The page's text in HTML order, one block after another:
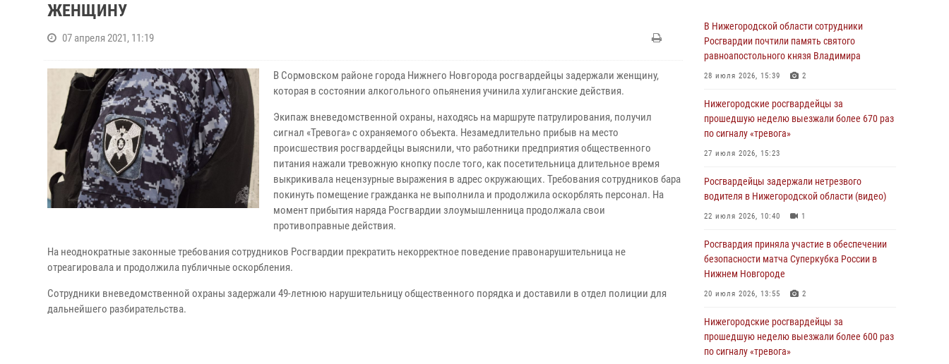
ЖЕНЩИНУ
07 апреля 2021, 11:19
В Сормовском районе города Нижнего Новгорода росгвардейцы задержали женщину,
которая в состоянии алкогольного опьянения учинила хулиганские действия.
Экипаж вневедомственной охраны, находясь на маршруте патрулирования, получил
сигнал «Тревога» с охраняемого объекта. Незамедлительно прибыв на место
происшествия росгвардейцы выяснили, что работники предприятия общественного
питания нажали тревожную кнопку после того, как посетительница длительное время
выкрикивала нецензурные выражения в адрес окружающих. Требования сотрудников бара
покинуть помещение гражданка не выполнила и продолжила оскорблять персонал. На
момент прибытия наряда Росгвардии злоумышленница продолжала свои
противоправные действия.
На неоднократные законные требования сотрудников Росгвардии прекратить некорректное поведение правонарушительница не
отреагировала и продолжила публичные оскорбления.
Сотрудники вневедомственной охраны задержали 49-летнюю нарушительницу общественного порядка и доставили в отдел полиции для
дальнейшего разбирательства.
В Нижегородской области сотрудники
Росгвардии почтили память святого
равноапостольного князя Владимира
28 июля 2026, 15:39 2
Нижегородские росгвардейцы за
прошедшую неделю выезжали более 670 раз
по сигналу «тревога»
27 июля 2026, 15:23
Росгвардейцы задержали нетрезвого
водителя в Нижегородской области (видео)
22 июля 2026, 10:40 1
Росгвардия приняла участие в обеспечении
безопасности матча Суперкубка России в
Нижнем Новгороде
20 июля 2026, 13:55 2
Нижегородские росгвардейцы за
прошедшую неделю выезжали более 600 раз
по сигналу «тревога»